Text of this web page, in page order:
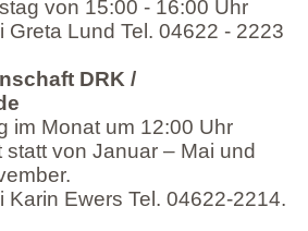
von 15:00 - 16:00 Uhr
Greta Lund Tel. 04622 - 2223
DRK /
im Monat um 12:00 Uhr
von Januar – Mai und
Karin Ewers Tel. 04622-2214.